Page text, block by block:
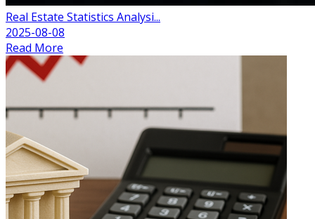
Real Estate Statistics Analysi...
2025-08-08
Read More